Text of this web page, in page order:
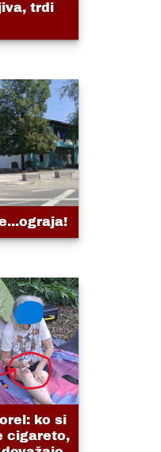
trdi
ko si
cigareto,